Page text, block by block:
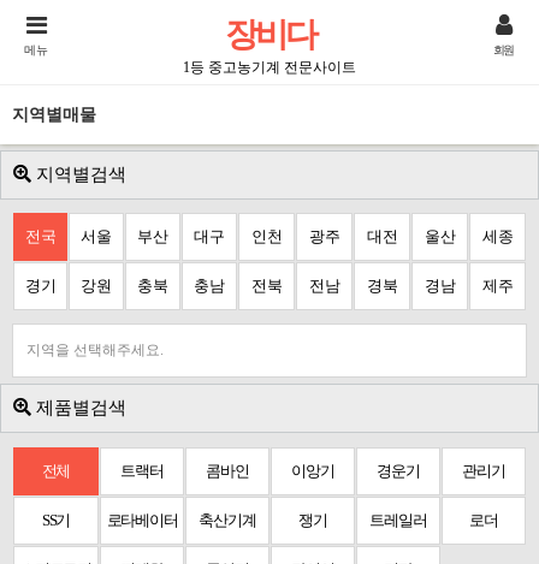
장비다
1등 중고농기계 전문사이트
메뉴 회원
지역별매물
지역별검색
전국 서울 부산 대구 인천 광주 대전 울산 세종
경기 강원 충북 충남 전북 전남 경북 경남 제주
지역을 선택해주세요.
제품별검색
전체 트랙터 콤바인 이앙기 경운기 관리기
SS기 로타베이터 축산기계 쟁기 트레일러 로더